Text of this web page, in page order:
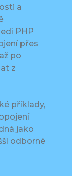
a
PHP
přes
po
z
příklady,
jako
odborné